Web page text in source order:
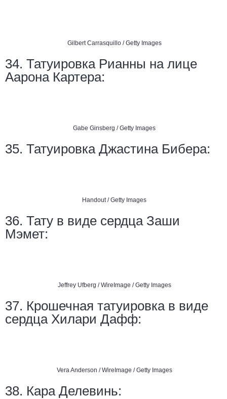
Gilbert Carrasquillo / Getty Images
34. Татуировка Рианны на лице
Аарона Картера:
Gabe Ginsberg / Getty Images
35. Татуировка Джастина Бибера:
Handout / Getty Images
36. Тату в виде сердца Заши
Мэмет:
Jeffrey Ufberg / WireImage / Getty Images
37. Крошечная татуировка в виде
сердца Хилари Дафф:
Vera Anderson / WireImage / Getty Images
38. Кара Делевинь: